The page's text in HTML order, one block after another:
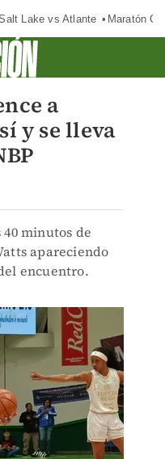
Lake vs Atlante Maratón
a
y se lleva
minutos de
apareciendo
encuentro.